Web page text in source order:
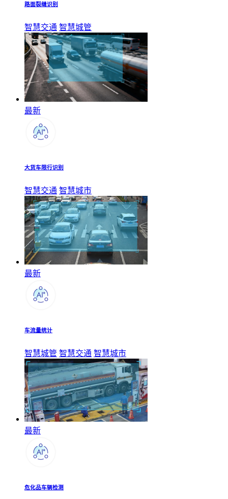
路面裂缝识别
智慧交通 智慧城管
最新
大货车限行识别
智慧交通 智慧城市
最新
车流量统计
智慧城管 智慧交通 智慧城市
最新
危化品车辆检测